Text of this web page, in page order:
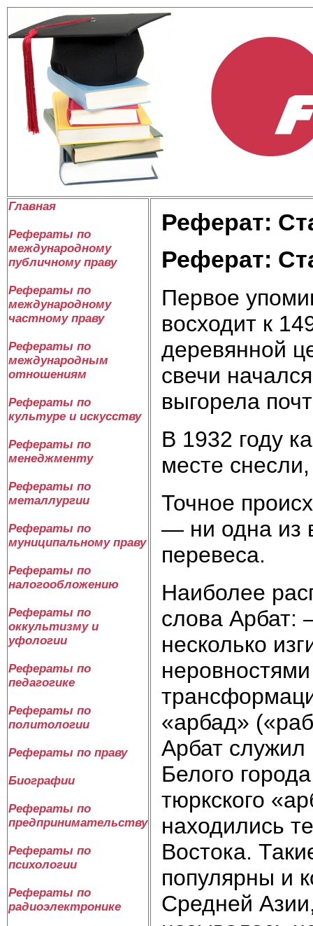
Главная
Рефераты по
международному
публичному праву
Рефераты по
международному
частному праву
Рефераты по
международным
отношениям
Рефераты по
культуре и искусству
Рефераты по
менеджменту
Рефераты по
металлургии
Рефераты по
муниципальному праву
Рефераты по
налогообложению
Рефераты по
оккультизму и
уфологии
Рефераты по
педагогике
Рефераты по
политологии
Рефераты по праву
Биографии
Рефераты по
предпринимательству
Рефераты по
психологии
Рефераты по
радиоэлектронике
Реферат:
Реферат:
Первое
восходит к
деревянной
свечи
выгорела
В 1932 году
месте
Точное
— ни одна из
перевеса.
Наиболее
слова Арбат:
несколько
«арбад»
Арбат
Белого
тюркского
находились
Востока.
популярны и
Средней